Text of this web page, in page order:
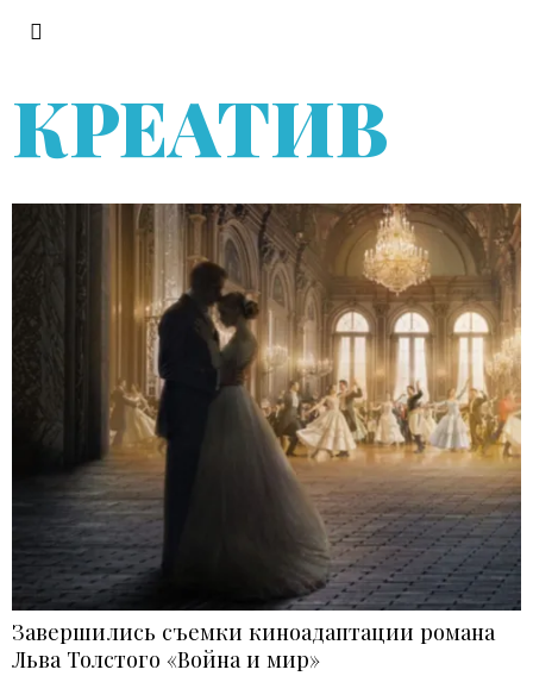
КРЕАТИВ
Завершились съемки киноадаптации романа
Льва Толстого «Война и мир»